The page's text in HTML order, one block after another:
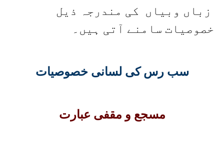
زباں وبیاں کی مندرجہ ذیل
خصوصیات سامنے آتی ہیں۔
سب رس کی لسانی خصوصیات
مسجع و مقفی عبارت